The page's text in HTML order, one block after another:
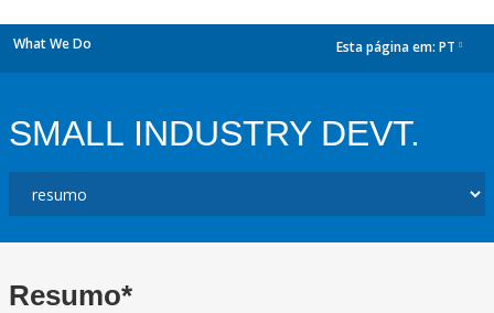
What We Do Esta página em: PT
SMALL INDUSTRY DEVT.
Resumo*